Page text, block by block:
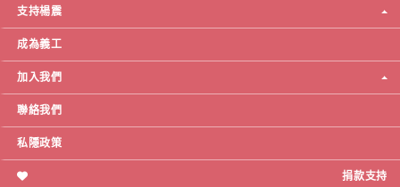
支持楊震
成為義工
加入我們
聯絡我們
私隱政策
捐款支持